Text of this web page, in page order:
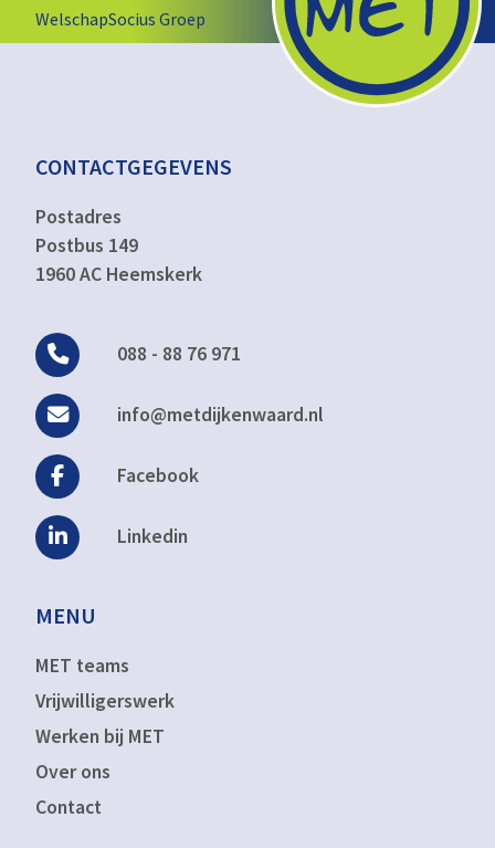
WelschapSocius Groep
CONTACTGEGEVENS
Postadres
Postbus 149
1960 AC Heemskerk
088 - 88 76 971
info@metdijkenwaard.nl
Facebook
Linkedin
MENU
MET teams
Vrijwilligerswerk
Werken bij MET
Over ons
Contact